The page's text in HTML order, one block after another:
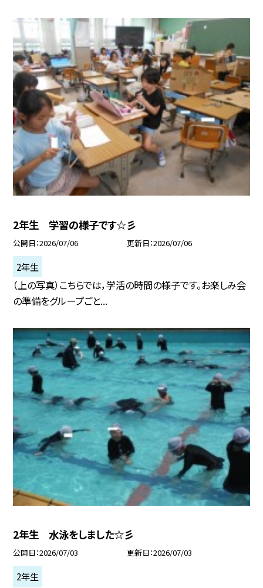
2年生 学習の様子です☆彡
公開日 2026/07/06 更新日 2026/07/06
2年生
（上の写真）こちらでは，学活の時間の様子です。お楽しみ会
の準備をグループごと...
2年生 水泳をしました☆彡
公開日 2026/07/03 更新日 2026/07/03
2年生